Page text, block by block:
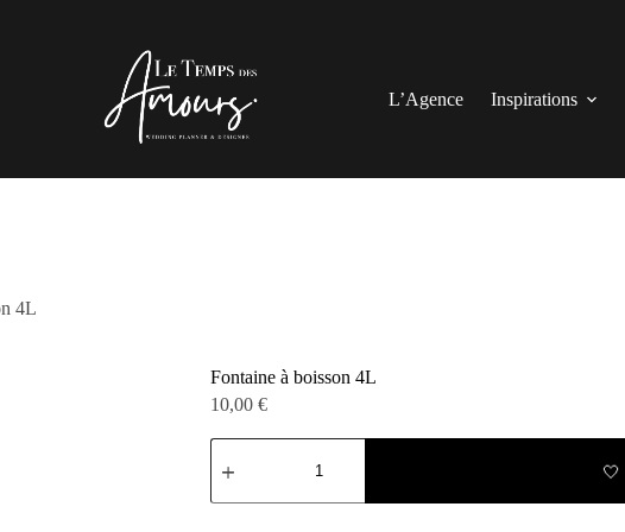
L’Agence Inspirations
4L
Fontaine à boisson 4L
10,00 €
quantité
de
à
🤍